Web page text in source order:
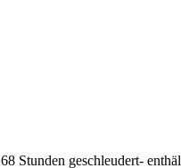
Stunden geschleudert-